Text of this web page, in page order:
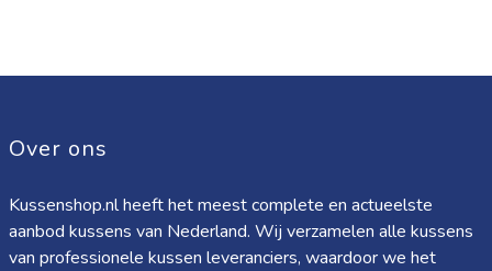
Over ons
Kussenshop.nl heeft het meest complete en actueelste
aanbod kussens van Nederland. Wij verzamelen alle kussens
van professionele kussen leveranciers, waardoor we het